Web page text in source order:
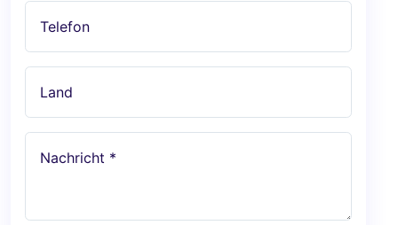
Telefon
Land
Nachricht *